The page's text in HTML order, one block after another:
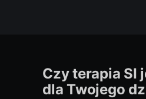
Czy terapia SI
dla Twojego